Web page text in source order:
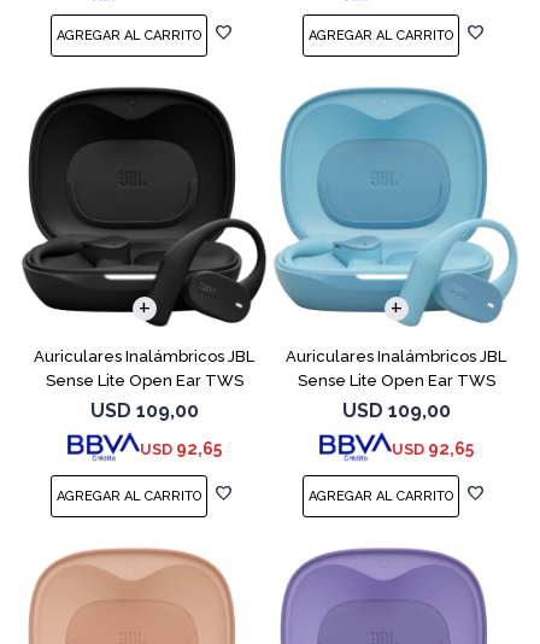
Auriculares Inalámbricos JBL
Sense Lite Open Ear TWS
Negro
USD 109,00
USD 92,65
Auriculares Inalámbricos JBL
Sense Lite Open Ear TWS
Azul
USD 109,00
USD 92,65